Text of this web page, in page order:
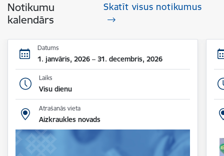
Notikumu
kalendārs
Skatīt visus notikumus
Datums
1. janvāris, 2026 – 31. decembris, 2026
Laiks
Visu dienu
Atrašanās vieta
Aizkraukles novads